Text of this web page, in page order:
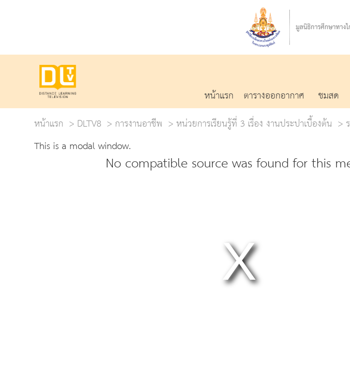
หน้าแรก ตารางออกอากาศ ชมสด
หน้าแรก
DLTV8 การงานอาชีพ หน่วยการเรียนรู้ที่ 3 เรื่อง งานประปาเบื้องต้น
This is a modal window.
No compatible source was found for this